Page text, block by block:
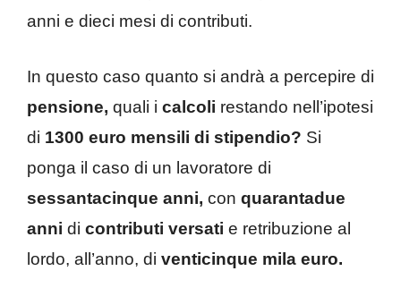
anni e dieci mesi di contributi.
In questo caso quanto si andrà a percepire di
pensione, quali i calcoli restando nell’ipotesi
di 1300 euro mensili di stipendio? Si
ponga il caso di un lavoratore di
sessantacinque anni, con quarantadue
anni di contributi versati e retribuzione al
lordo, all’anno, di venticinque mila euro.